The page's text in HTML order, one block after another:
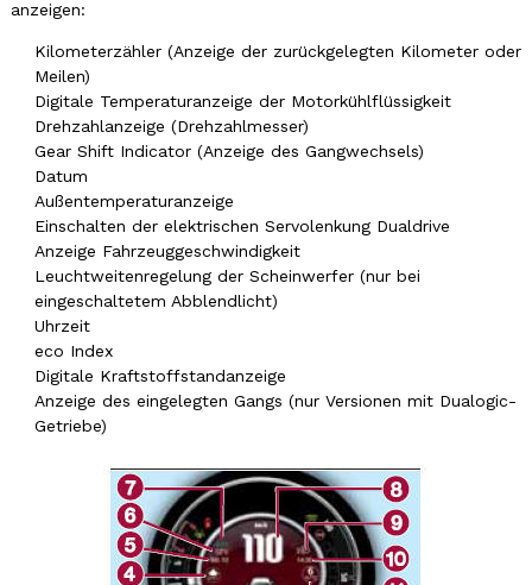
anzeigen:
Kilometerzähler (Anzeige der zurückgelegten Kilometer oder
Meilen)
Digitale Temperaturanzeige der Motorkühlflüssigkeit
Drehzahlanzeige (Drehzahlmesser)
Gear Shift Indicator (Anzeige des Gangwechsels)
Datum
Außentemperaturanzeige
Einschalten der elektrischen Servolenkung Dualdrive
Anzeige Fahrzeuggeschwindigkeit
Leuchtweitenregelung der Scheinwerfer (nur bei
eingeschaltetem Abblendlicht)
Uhrzeit
eco Index
Digitale Kraftstoffstandanzeige
Anzeige des eingelegten Gangs (nur Versionen mit Dualogic-
Getriebe)